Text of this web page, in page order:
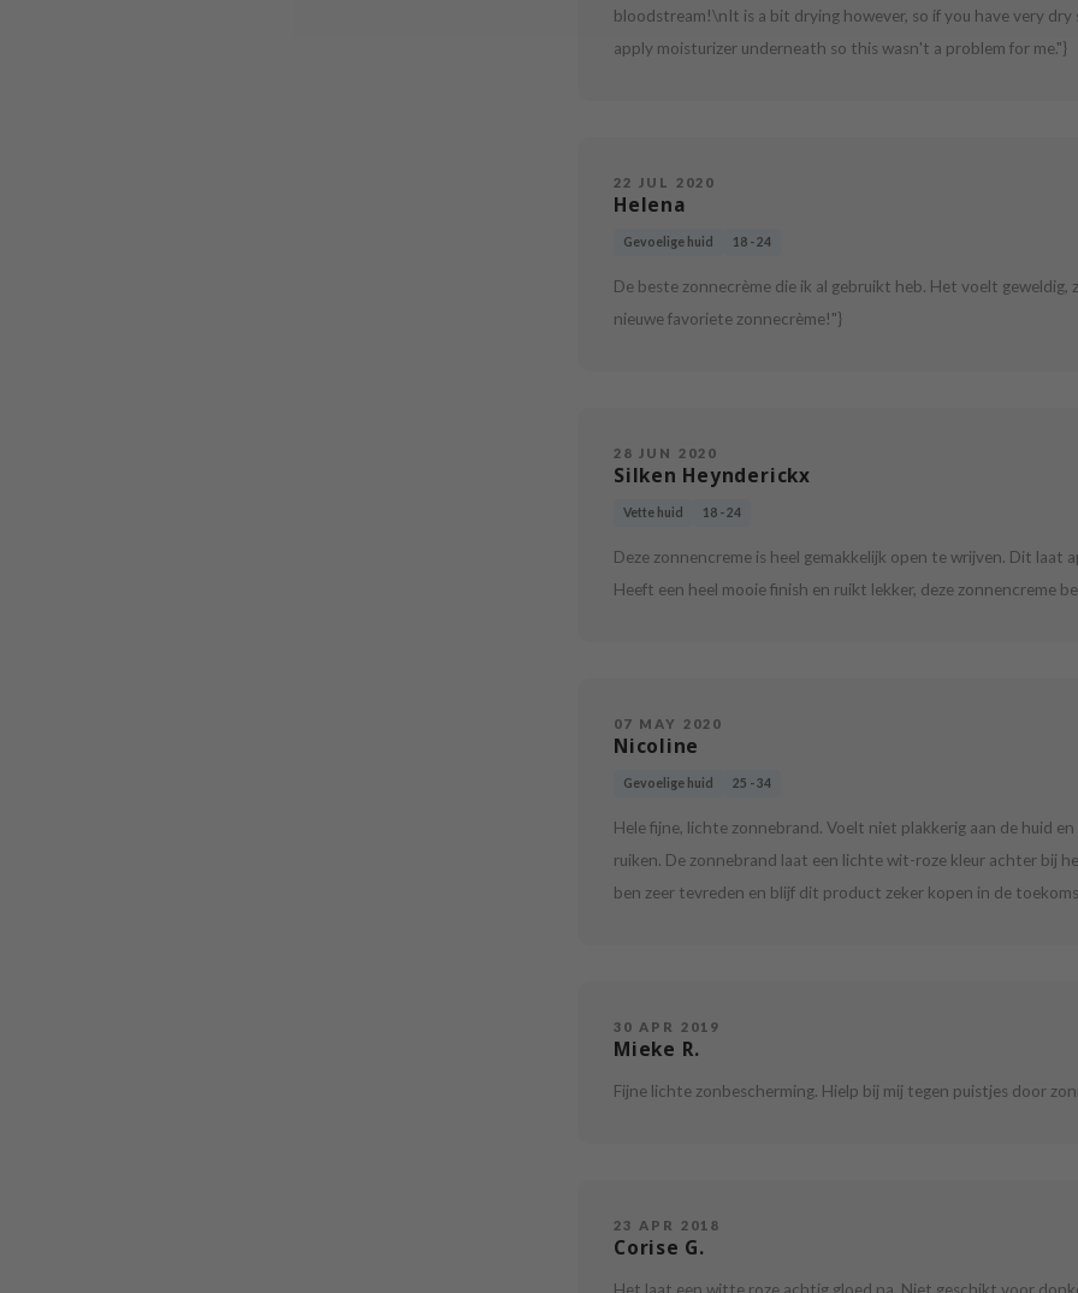
bloodstream!\nIt is a bit drying however, so if you have very
apply moisturizer underneath so this wasn't a problem for me."}
22 JUL 2020
Helena
Gevoelige huid 18 - 24
De beste zonnecrème die ik al gebruikt heb. Het voelt
nieuwe favoriete zonnecrème!"}
28 JUN 2020
Silken Heynderickx
Vette huid 18 - 24
Deze zonnencreme is heel gemakkelijk open te wrijven. Dit
Heeft een heel mooie finish en ruikt lekker, deze zonnencreme
07 MAY 2020
Nicoline
Gevoelige huid 25 - 34
Hele fijne, lichte zonnebrand. Voelt niet plakkerig aan de huid
ruiken. De zonnebrand laat een lichte wit-roze kleur achter bij
ben zeer tevreden en blijf dit product zeker kopen in de
30 APR 2019
Mieke R.
Fijne lichte zonbescherming. Hielp bij mij tegen puistjes door
23 APR 2018
Corise G.